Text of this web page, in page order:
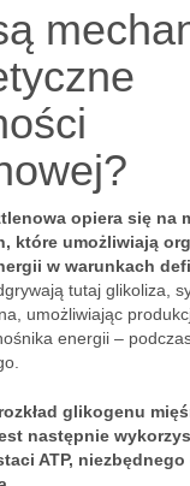
opiera się na
które umożliwiają
w warunkach
tutaj glikoliza,
umożliwiając
energii –
glikogenu
następnie
ATP,